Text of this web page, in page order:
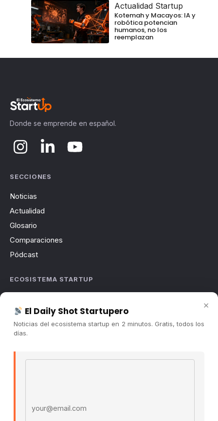
Actualidad Startup
Kotemah y Macayos: IA y
robótica potencian
humanos, no los
reemplazan
Donde se emprende en español.
SECCIONES
Noticias
Actualidad
Glosario
Comparaciones
Pódcast
ECOSISTEMA STARTUP
Cómo trabajamos
Newsletter
Comunidad (Skool) ↗
×
El Daily Shot Startupero
Noticias del ecosistema startup en 2 minutos. Gratis, todos los
días.